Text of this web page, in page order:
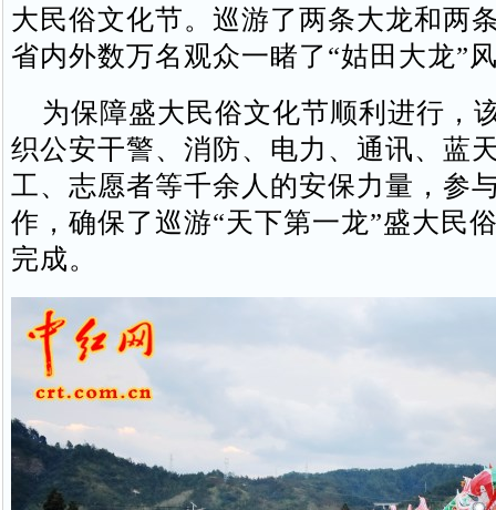
大民俗文化节。巡游了两条大龙和两
省内外数万名观众一睹了“姑田大龙”
为保障盛大民俗文化节顺利进行，
织公安干警、消防、电力、通讯、蓝
工、志愿者等千余人的安保力量，参
作，确保了巡游“天下第一龙”盛大民
完成。